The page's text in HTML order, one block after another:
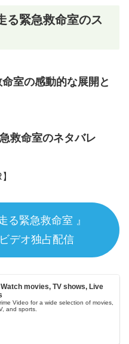
る緊急救命室のス
室の感動的な展開と
救命室のネタバレ
る緊急救命室 』
デオ独占配信
movies, TV shows, Live
Video for a wide selection of movies,
and sports.